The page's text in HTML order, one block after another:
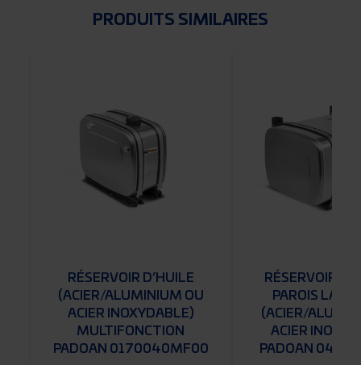
PRODUITS SIMILAIRES
RÉSERVOIR D’HUILE
(ACIER/ALUMINIUM OU
ACIER INOXYDABLE)
MULTIFONCTION
PADOAN 0170040MF00
RÉSERVOIR À
PAROIS
(ACIER/
ACIER
PADOAN